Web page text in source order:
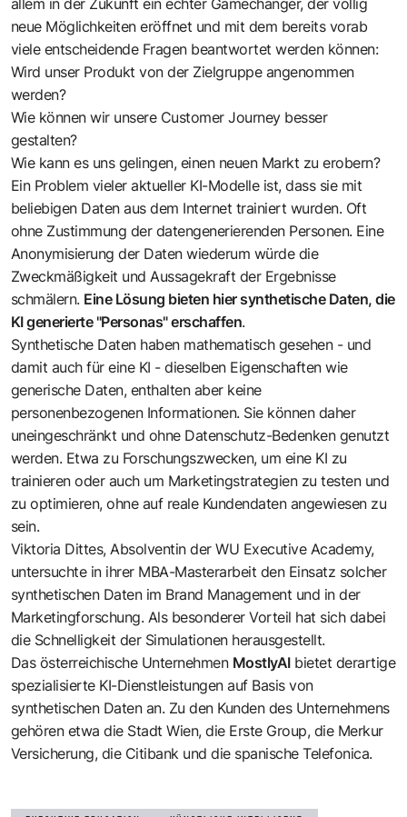
neue Möglichkeiten eröffnet und mit dem bereits vorab
viele entscheidende Fragen beantwortet werden können:
Wird unser Produkt von der Zielgruppe angenommen
werden?
Wie können wir unsere Customer Journey besser
gestalten?
Wie kann es uns gelingen, einen neuen Markt zu erobern?
Ein Problem vieler aktueller KI-Modelle ist, dass sie mit
beliebigen Daten aus dem Internet trainiert wurden. Oft
ohne Zustimmung der datengenerierenden Personen. Eine
Anonymisierung der Daten wiederum würde die
Zweckmäßigkeit und Aussagekraft der Ergebnisse
schmälern. Eine Lösung bieten hier synthetische Daten, die
KI generierte "Personas" erschaffen.
Synthetische Daten haben mathematisch gesehen - und
damit auch für eine KI - dieselben Eigenschaften wie
generische Daten, enthalten aber keine
personenbezogenen Informationen. Sie können daher
uneingeschränkt und ohne Datenschutz-Bedenken genutzt
werden. Etwa zu Forschungszwecken, um eine KI zu
trainieren oder auch um Marketingstrategien zu testen und
zu optimieren, ohne auf reale Kundendaten angewiesen zu
sein.
Viktoria Dittes, Absolventin der WU Executive Academy,
untersuchte in ihrer MBA-Masterarbeit den Einsatz solcher
synthetischen Daten im Brand Management und in der
Marketingforschung. Als besonderer Vorteil hat sich dabei
die Schnelligkeit der Simulationen herausgestellt.
Das österreichische Unternehmen MostlyAI bietet derartige
spezialisierte KI-Dienstleistungen auf Basis von
synthetischen Daten an. Zu den Kunden des Unternehmens
gehören etwa die Stadt Wien, die Erste Group, die Merkur
Versicherung, die Citibank und die spanische Telefonica.